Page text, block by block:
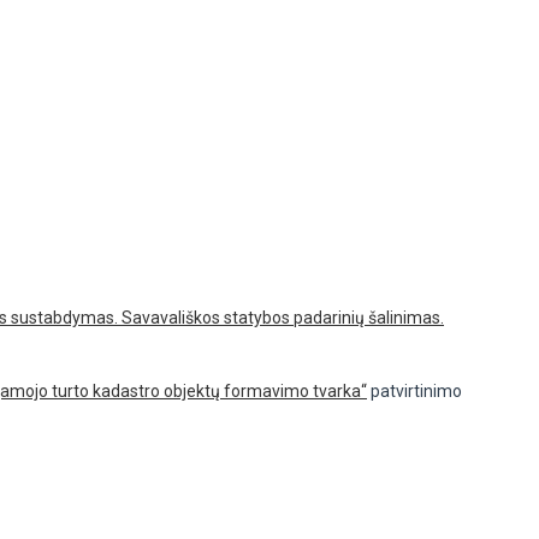
Savavališkos statybos padarinių šalinimas.
turto kadastro objektų formavimo tvarka“patvirtinimo